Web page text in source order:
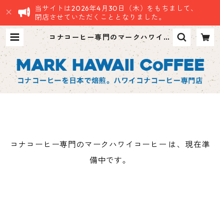
当サイトは2026年4月30日（木）をもちまして、
閉店させていただくこととなりました。
コナコーヒー専門のマークハワイコ
ーヒー
コナコーヒー専門のマークハワイコーヒー は、現在準
備中です。